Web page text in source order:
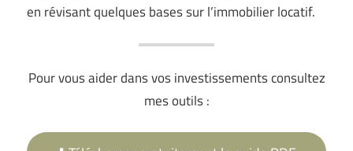
en révisant quelques bases sur l’immobilier locatif.
Pour vous aider dans vos investissements consultez
mes outils :